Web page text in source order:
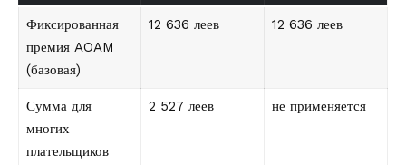
Фиксированная
премия AOAM
(базовая)
12 636 леев 12 636 леев
Сумма для
многих
плательщиков
2 527 леев не применяется